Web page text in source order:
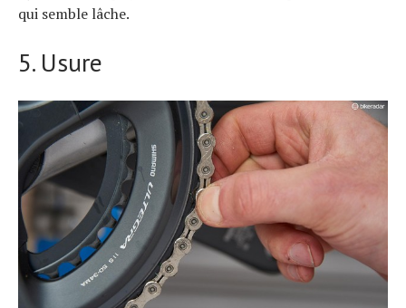
qui semble lâche.
5. Usure